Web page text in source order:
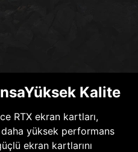
Kalite
RTX ekran kartları,
yüksek performans
ekran kartlarını